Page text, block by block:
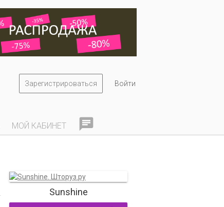
Зарегистрироваться
Войти
МОЙ КАБИНЕТ 
Sunshine